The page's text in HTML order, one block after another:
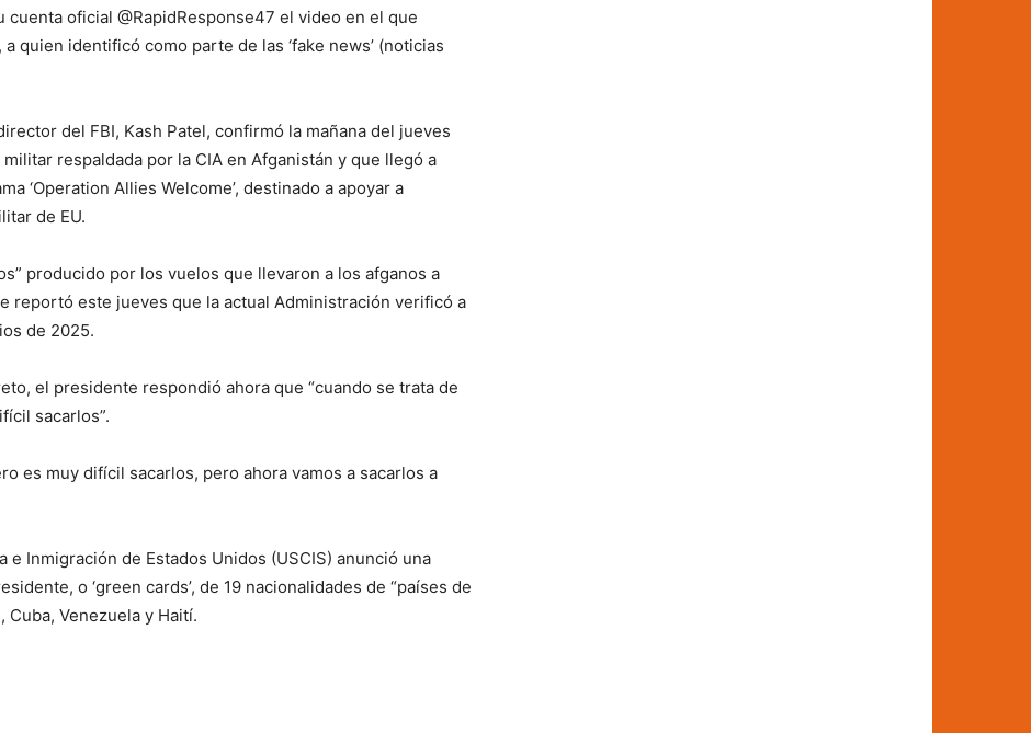
cuenta oficial @RapidResponse47 el video en el que
quien identificó como parte de las ‘fake news’ (noticias
del FBI, Kash Patel, confirmó la mañana del jueves
respaldada por la CIA en Afganistán y que llegó a
‘Operation Allies Welcome’, destinado a apoyar a
de EU.
producido por los vuelos que llevaron a los afganos a
reportó este jueves que la actual Administración verificó a
de 2025.
el presidente respondió ahora que “cuando se trata de
sacarlos”.
es muy difícil sacarlos, pero ahora vamos a sacarlos a
e Inmigración de Estados Unidos (USCIS) anunció una
o ‘green cards’, de 19 nacionalidades de “países de
Cuba, Venezuela y Haití.